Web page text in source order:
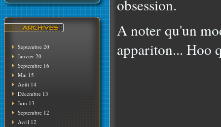
Septembre 20
Janvier 20
Septembre 16
Mai 15
Août 14
Décembre 13
Juin 13
Septembre 12
Avril 12
obsession.
A noter qu'un
appariton... Hoo